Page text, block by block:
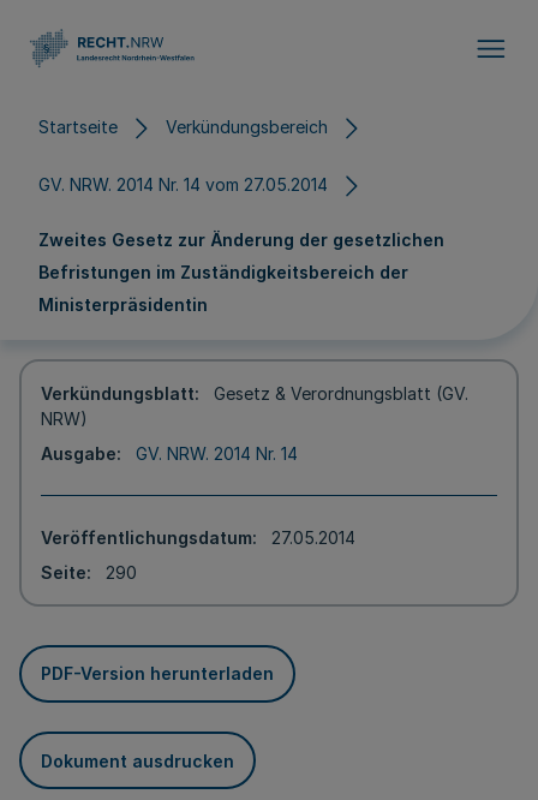
Startseite Verkündungsbereich
GV. NRW. 2014 Nr. 14 vom 27.05.2014
Zweites Gesetz zur Änderung der gesetzlichen
Befristungen im Zuständigkeitsbereich der
Ministerpräsidentin
Verkündungsblatt
Gesetz & Verordnungsblatt (GV.
NRW)
Ausgabe
GV. NRW. 2014 Nr. 14
Veröffentlichungsdatum
27.05.2014
Seite
290
PDF-Version herunterladen
Dokument ausdrucken